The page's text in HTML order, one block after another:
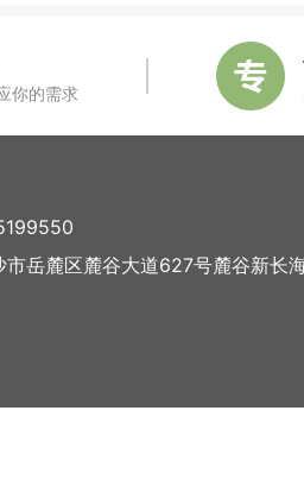
你的需求
岳麓区麓谷大道627号麓谷新长